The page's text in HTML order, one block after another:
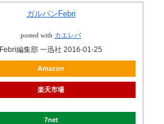
ガルパンFebri
posted with カエレバ
Febri編集部 一迅社 2016-01-25
Amazon
楽天市場
7net